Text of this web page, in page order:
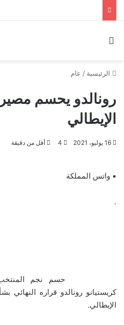
الرئيسية / عام
رونالدو يحسم
الإيطالي
16 يوليو، 2021 4 أقل من دقيقة
▪︎ واتس المملكة
.
حسم نجم المنتخب
كريستيانو رونالدو قراره النهائي
الإيطالي.